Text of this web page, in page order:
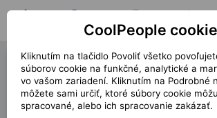
Hľadať pozíciu Moja pozícia Notifikácie
SAP FI/CO Consultant
(41230)
Ostáva 1 otvorená pozícia!
CoolPeople
Kliknutím na tlačidlo Povoliť všetko
súborov cookie na funkčné, analytické a
vo vašom zariadení. Kliknutím na Podrobné
môžete sami určiť, ktoré súbory cookie
spracované, alebo ich spracovanie zakázať.